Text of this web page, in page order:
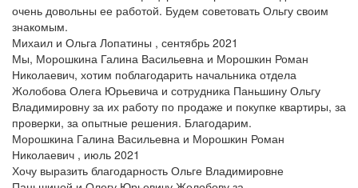
очень довольны ее работой. Будем советовать Ольгу своим
знакомым.
Михаил и Ольга Лопатины , сентябрь 2021
Мы, Морошкина Галина Васильевна и Морошкин Роман
Николаевич, хотим поблагодарить начальника отдела
Жолобова Олега Юрьевича и сотрудника Паньшину Ольгу
Владимировну за их работу по продаже и покупке квартиры, за
проверки, за опытные решения. Благодарим.
Морошкина Галина Васильевна и Морошкин Роман
Николаевич , июль 2021
Хочу выразить благодарность Ольге Владимировне